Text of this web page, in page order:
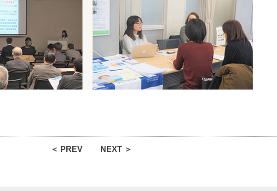
＜ PREV NEXT ＞